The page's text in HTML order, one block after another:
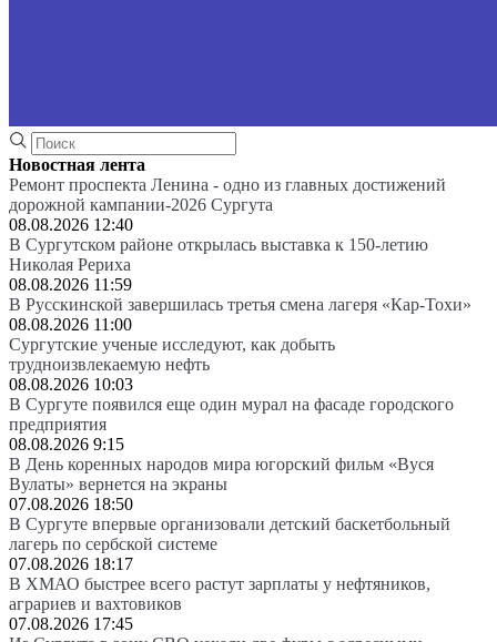
Новостная лента
Ремонт проспекта Ленина - одно из главных достижений
дорожной кампании-2026 Сургута
08.08.2026 12:40
В Сургутском районе открылась выставка к 150-летию
Николая Рериха
08.08.2026 11:59
В Русскинской завершилась третья смена лагеря «Кар-Тохи»
08.08.2026 11:00
Сургутские ученые исследуют, как добыть
трудноизвлекаемую нефть
08.08.2026 10:03
В Сургуте появился еще один мурал на фасаде городского
предприятия
08.08.2026 9:15
В День коренных народов мира югорский фильм «Вуся
Вулаты» вернется на экраны
07.08.2026 18:50
В Сургуте впервые организовали детский баскетбольный
лагерь по сербской системе
07.08.2026 18:17
В ХМАО быстрее всего растут зарплаты у нефтяников,
аграриев и вахтовиков
07.08.2026 17:45